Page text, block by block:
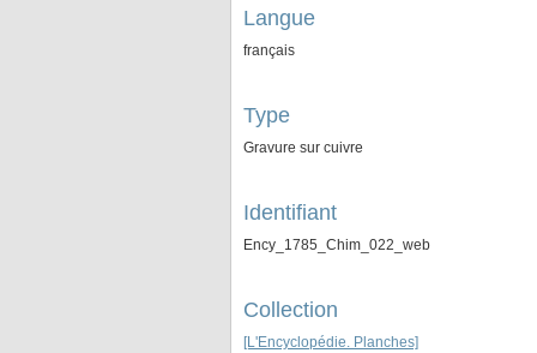
Langue
français
Type
Gravure sur cuivre
Identifiant
Ency_1785_Chim_022_web
Collection
[L'Encyclopédie. Planches]